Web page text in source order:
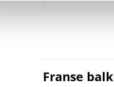
Franse